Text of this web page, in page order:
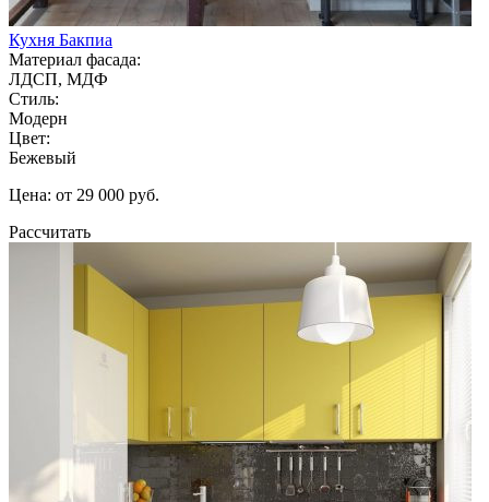
Кухня Бакпиа
Материал фасада:
ЛДСП, МДФ
Стиль:
Модерн
Цвет:
Бежевый
Цена: от 29 000 руб.
Рассчитать